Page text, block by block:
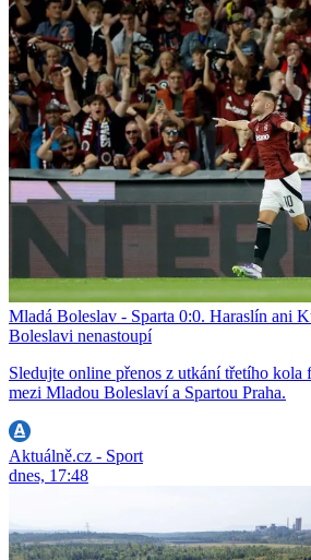
Mladá Boleslav - Sparta 0:0. Haraslín ani
Boleslavi nenastoupí
Sledujte online přenos z utkání třetího
mezi Mladou Boleslaví a Spartou Praha.
Aktuálně.cz - Sport
dnes, 17:48